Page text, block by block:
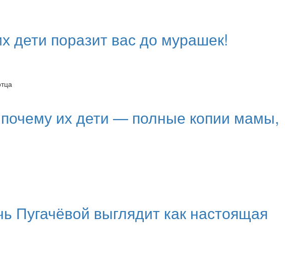
дети поразит вас до мурашек!
их дети — полные копии мамы,
Пугачёвой выглядит как настоящая